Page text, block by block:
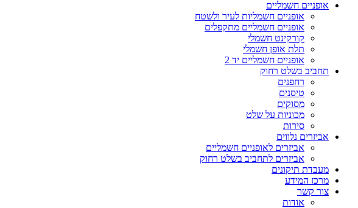
אופניים חשמליים
אופניים חשמליות לעיר ולשטח
אופניים חשמליים מתקפלים
קורקינט חשמלי
תלת אופן חשמלי
אופניים חשמליים יד 2
תחביב בשלט רחוק
רחפנים
טיסנים
מסוקים
מכוניות על שלט
סירות
אביזרים נלווים
אביזרים לאופניים חשמליים
אביזרים לתחביב בשלט רחוק
מעבדת תיקונים
מרכז המידע
צור קשר
אודות